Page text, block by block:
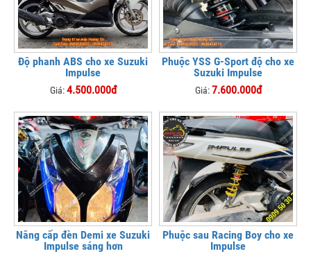
Độ phanh ABS cho xe Suzuki
Impulse
Giá:4.500.000đ
Phuộc YSS G-Sport độ cho xe
Suzuki Impulse
Giá:7.600.000đ
Nâng cấp đèn Demi xe Suzuki
Impulse sáng hơn
Phuộc sau Racing Boy cho xe
Impulse